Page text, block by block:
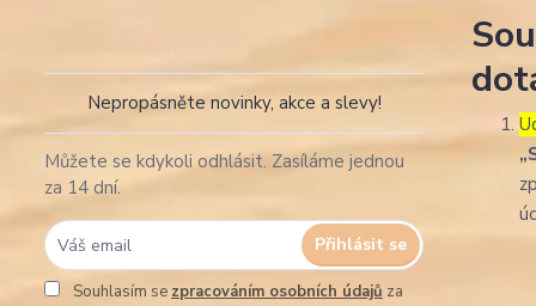
Nepropásněte novinky, akce a slevy!
Můžete se kdykoli odhlásit. Zasíláme jednou
za 14 dní.
Přihlásit se
Souhlasím se zpracováním osobních údajů za